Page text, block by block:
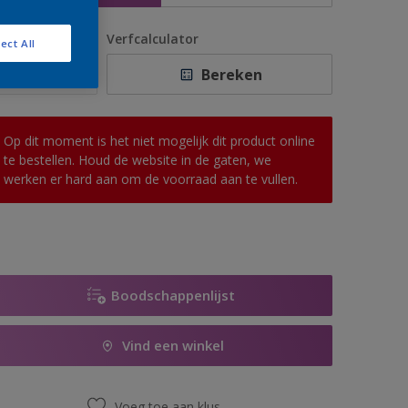
Verfcalculator
Bereken
Op dit moment is het niet mogelijk dit product online
te bestellen. Houd de website in de gaten, we
werken er hard aan om de voorraad aan te vullen.
Boodschappenlijst
Vind een winkel
All